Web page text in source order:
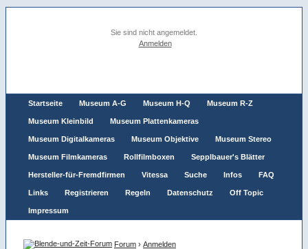
Sie sind nicht angemeldet.
Anmelden
Startseite Museum A-G Museum H-Q Museum R-Z
Museum Kleinbild Museum Plattenkameras
Museum Digitalkameras Museum Objektive Museum Stereo
Museum Filmkameras Rollfilmboxen Sepplbauer's Blätter
Hersteller-für-Fremdfirmen Vitessa Suche Infos FAQ
Links Registrieren Regeln Datenschutz Off Topic
Impressum
Forum › Anmelden